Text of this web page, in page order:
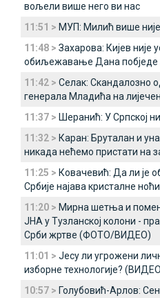
вољели више него ви нас
11:51 > МУП: Милић више
11:48 > Захарова: Кијев није
обиљежавање Дана побједе
11:42 > Селак: Скандалозно
генерала Младића на
11:37 > Шеранић: У Српској
11:32 > Каран: Бруталан и
никада нећемо пристати на
11:25 > Ковачевић: Да ли је
Србије најава кристалне
11:20 > Мирна шетња и
ЈНА у Тузланској колони -
Срби жртве (ФОТО/ВИДЕО)
11:01 > Јесу ли угрожени
изборне технологије?
10:57 > Голубовић-Арлов: